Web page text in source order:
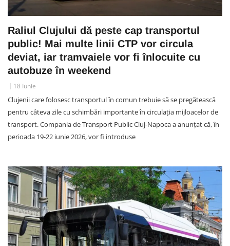
Raliul Clujului dă peste cap transportul
public! Mai multe linii CTP vor circula
deviat, iar tramvaiele vor fi înlocuite cu
autobuze în weekend
18 Iunie
Clujenii care folosesc transportul în comun trebuie să se pregătească
pentru câteva zile cu schimbări importante în circulația mijloacelor de
transport. Compania de Transport Public Cluj-Napoca a anunțat că, în
perioada 19-22 iunie 2026, vor fi introduse